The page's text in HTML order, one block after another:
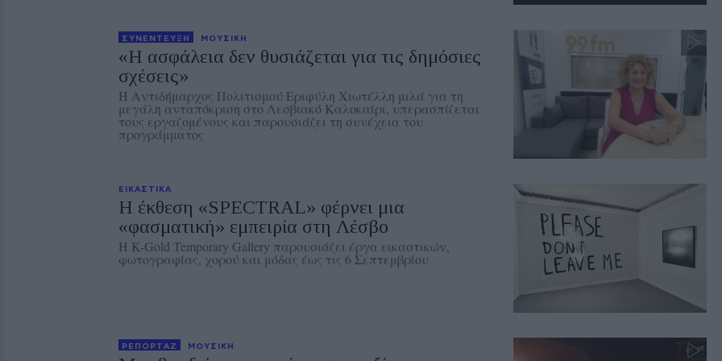
ΣΥΝΕΝΤΕΥΞΗ ΜΟΥΣΙΚΗ
«Η ασφάλεια δεν θυσιάζεται για τις δημόσιες
σχέσεις»
Η Αντιδήμαρχος Πολιτισμού Εριφύλη Χιωτέλλη μιλά για τη
μεγάλη ανταπόκριση στο Λεσβιακό Καλοκαίρι, υπερασπίζεται
τους εργαζομένους και παρουσιάζει τη συνέχεια του
προγράμματος
ΕΙΚΑΣΤΙΚΑ
Η έκθεση «SPECTRAL» φέρνει μια
«φασματική» εμπειρία στη Λέσβο
Η K-Gold Temporary Gallery παρουσιάζει έργα εικαστικών,
φωτογραφίας, χορού και μόδας έως τις 6 Σεπτεμβρίου
ΡΕΠΟΡΤΑΖ ΜΟΥΣΙΚΗ